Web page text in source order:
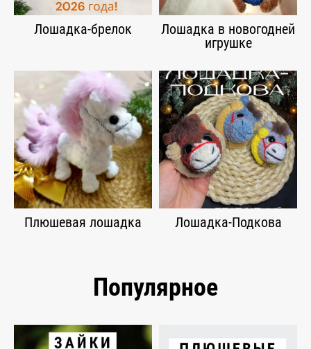
Лошадка-брелок
Лошадка в новогодней
игрушке
Плюшевая лошадка Лошадка-Подкова
Популярное